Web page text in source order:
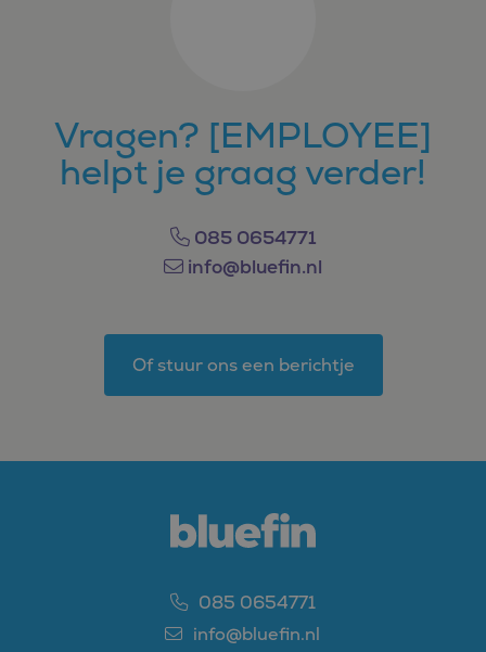
Vragen? [EMPLOYEE]
helpt je graag verder!
085 0654771
info@bluefin.nl
Of stuur ons een berichtje
085 0654771
info@bluefin.nl